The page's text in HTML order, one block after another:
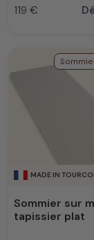
Prix
119 €
MADE IN
Sommier sur
tapissier plat